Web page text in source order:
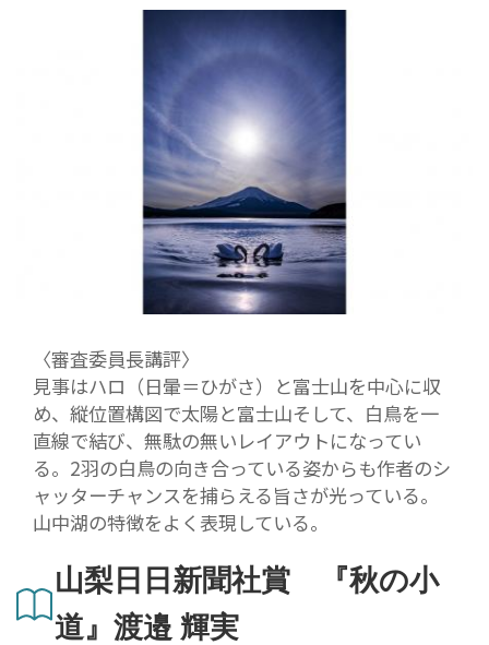
〈審査委員長講評〉
見事はハロ（日暈＝ひがさ）と富士山を中心に収
め、縦位置構図で太陽と富士山そして、白鳥を一
直線で結び、無駄の無いレイアウトになってい
る。2羽の白鳥の向き合っている姿からも作者のシ
ャッターチャンスを捕らえる旨さが光っている。
山中湖の特徴をよく表現している。
山梨日日新聞社賞 『秋の小
道』渡邉 輝実